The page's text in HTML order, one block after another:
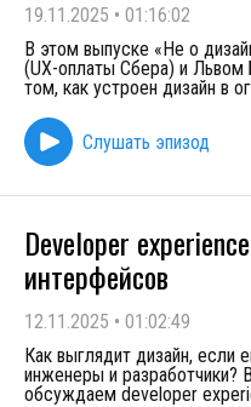
19.11.2025 • 01:16:02
В этом выпуске «Не о
(UX-оплаты Сбера) и
том, как устроен дизайн в
Слушать эпизод
Developer
интерфейсов
12.11.2025 • 01:02:49
Как выглядит дизайн, если
инженеры и разработчики?
обсуждаем developer